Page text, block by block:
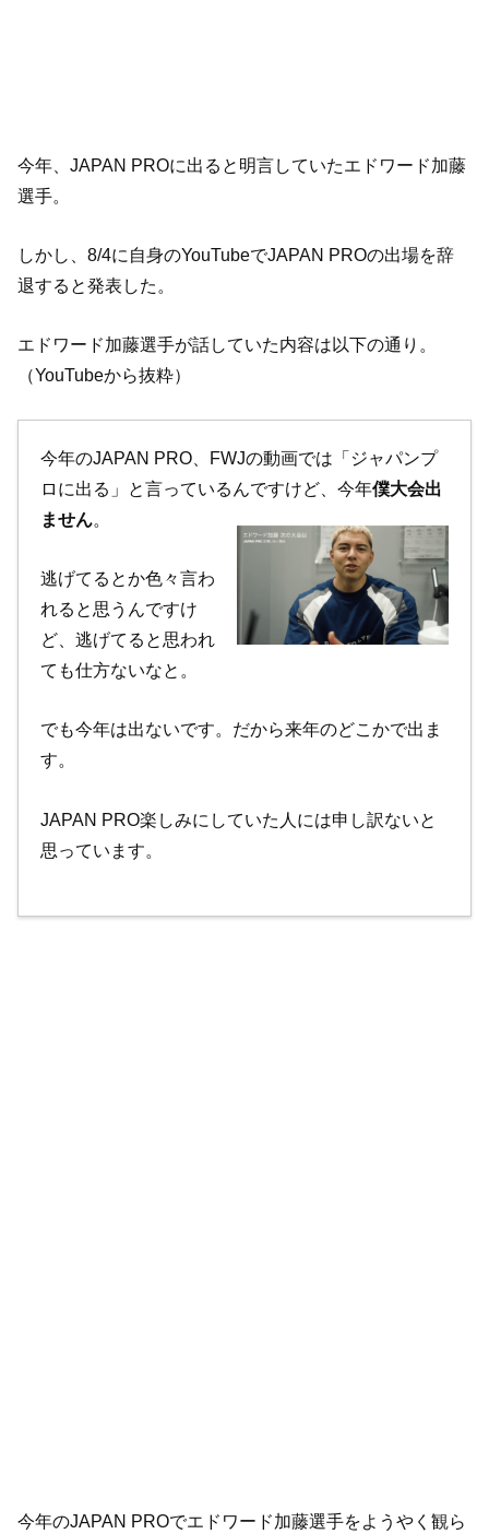
今年、JAPAN PROに出ると明言していたエドワード加藤
選手。
しかし、8/4に自身のYouTubeでJAPAN PROの出場を辞
退すると発表した。
エドワード加藤選手が話していた内容は以下の通り。
（YouTubeから抜粋）
今年のJAPAN PRO、FWJの動画では「ジャパンプ
ロに出る」と言っているんですけど、今年僕大会出
ません。
逃げてるとか色々言わ
れると思うんですけ
ど、逃げてると思われ
ても仕方ないなと。
でも今年は出ないです。だから来年のどこかで出ま
す。
JAPAN PRO楽しみにしていた人には申し訳ないと
思っています。
今年のJAPAN PROでエドワード加藤選手をようやく観ら